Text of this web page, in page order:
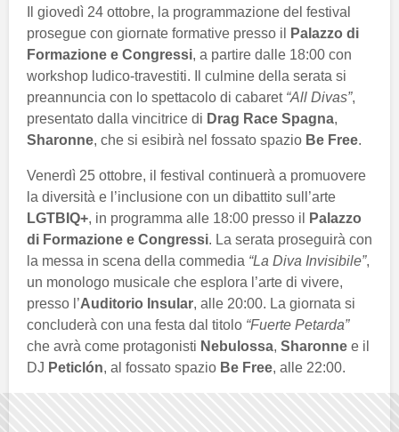
Il giovedì 24 ottobre, la programmazione del festival
prosegue con giornate formative presso il
Palazzo di
Formazione e Congressi, a partire dalle 18:00 con
workshop ludico-travestiti. Il culmine della serata si
preannuncia con lo spettacolo di cabaret “All Divas”,
presentato dalla vincitrice di Drag Race Spagna,
Sharonne, che si esibirà nel fossato spazio Be Free.
Venerdì 25 ottobre, il festival continuerà a promuovere
la diversità e l’inclusione con un dibattito sull’arte
LGTBIQ+, in programma alle 18:00 presso il
Palazzo
di Formazione e Congressi. La serata proseguirà con
la messa in scena della commedia “La Diva Invisibile”,
un monologo musicale che esplora l’arte di vivere,
presso l’Auditorio Insular, alle 20:00. La giornata si
concluderà con una festa dal titolo “Fuerte Petarda”
che avrà come protagonisti Nebulossa, Sharonne e il
DJ Peticlón, al fossato spazio Be Free, alle 22:00.